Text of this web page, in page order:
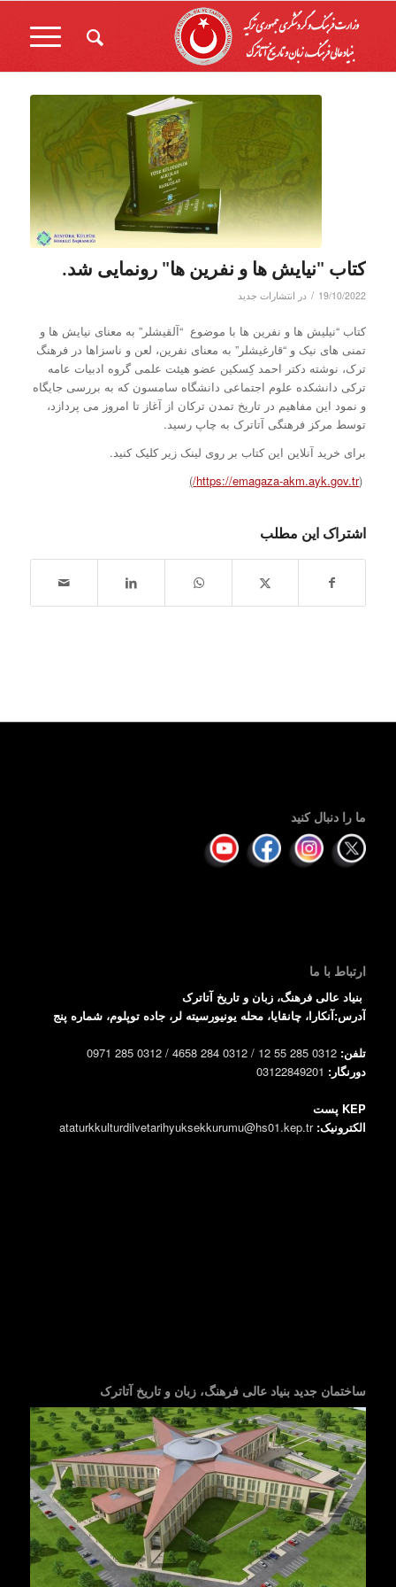
کتاب "نیایش ها و نفرین ها" رونمایی شد.
19/10/2022
/ در انتشارات جدید
کتاب “نیلیش ها و نفرین ها با موضوع “آلقیشلر” به معنای نیایش ها و
تمنی های نیک و “قارغیشلر” به معنای نفرین، لعن و ناسزاها در فرهنگ
ترک، نوشته دکتر احمد کِسکین عضو هیئت علمی گروه ادبیات عامه
ترکی دانشکده علوم اجتماعی دانشگاه سامسون که به بررسی جایگاه
و نمود این مفاهیم در تاریخ تمدن ترکان از آغاز تا امروز می پردازد،
توسط مرکز فرهنگی آتاترک به چاپ رسید.
برای خرید آنلاین این کتاب بر روی لینک زیر کلیک کنید.
(
https://emagaza-akm.ayk.gov.tr/
)
اشتراک این مطلب
ما را دنبال کنید
ارتباط با ما
بنیاد عالی فرهنگ، زبان و تاریخ آتاترک
آدرس:آنکارا، چانقایا، محله یونیورسیته لر، جاده توپلوم، شماره پنج
تلفن:
دورنگار:
KEP پست
الکترونیک:ataturkkulturdilvetarihyuksekkurumu@hs01.kep.tr
ساختمان جدید بنیاد عالی فرهنگ، زبان و تاریخ آتاترک